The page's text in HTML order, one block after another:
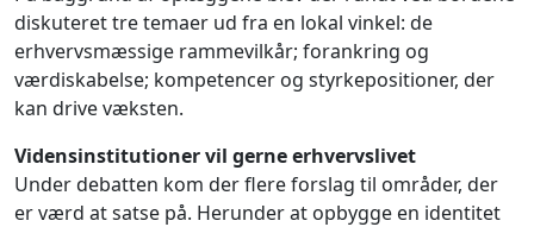
diskuteret tre temaer ud fra en lokal vinkel: de
erhvervsmæssige rammevilkår; forankring og
værdiskabelse; kompetencer og styrkepositioner, der
kan drive væksten.
Vidensinstitutioner vil gerne erhvervslivet
Under debatten kom der flere forslag til områder, der
er værd at satse på. Herunder at opbygge en identitet